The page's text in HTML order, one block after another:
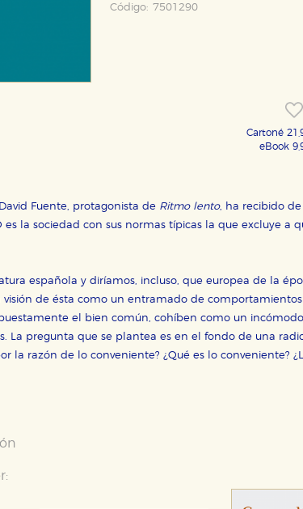
Código: 7501290
Cartoné
eBook
Fuente, protagonista de Ritmo lento, ha recibido
es la sociedad con sus normas típicas la que excluye a
española y diríamos, incluso, que europea de la
visión de ésta como un entramado de
el bien común, cohíben como un
La pregunta que se plantea es en el fondo de una
la razón de lo conveniente? ¿Qué es lo conveniente?